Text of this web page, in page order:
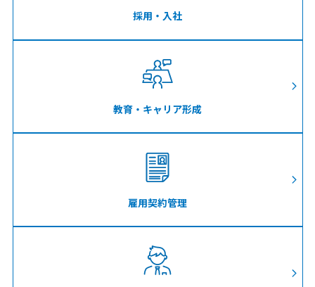
採用・入社
教育・キャリア形成
雇用契約管理